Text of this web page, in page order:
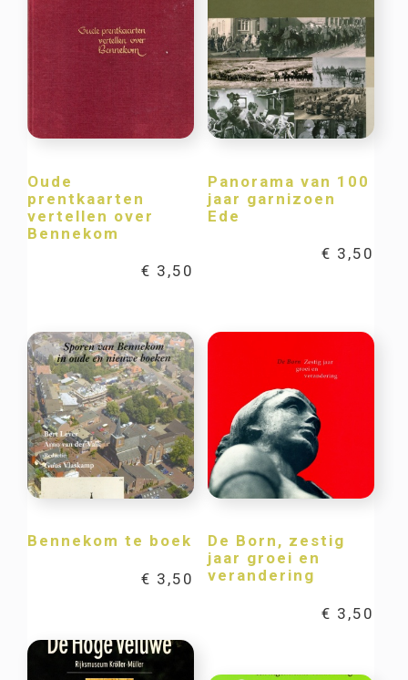
Oude
prentkaarten
vertellen over
Bennekom
€ 3,50
Panorama van 100
jaar garnizoen
Ede
€ 3,50
Bennekom te boek
€ 3,50
De Born, zestig
jaar groei en
verandering
€ 3,50